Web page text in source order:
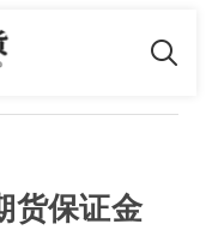
货保证金